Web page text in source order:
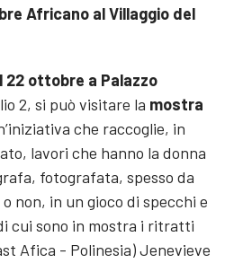
Africano al Villaggio del
22 ottobre a Palazzo
2, si può visitare la mostra
che raccoglie, in
lavori che hanno la donna
fotografata, spesso da
non, in un gioco di specchi e
cui sono in mostra i ritratti
Afica - Polinesia) Jenevieve